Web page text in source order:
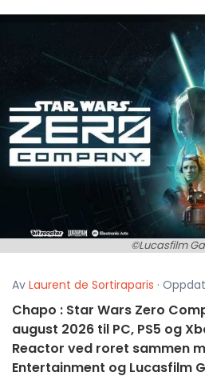
©Lucasfilm
Av Laurent de Sortiraparis ·
Chapo : Star Wars Zero
august 2026 til PC, PS5 og
Reactor ved roret sammen
Entertainment og Lucasfilm